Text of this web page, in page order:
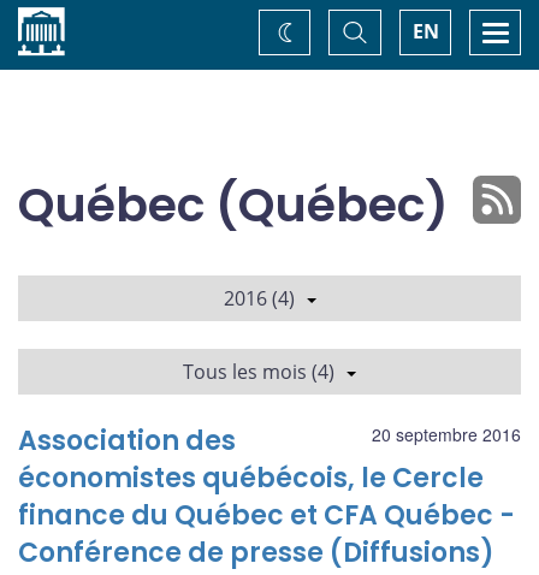
Accueil EN
Basculer
la
recherche
Changez
de
Québec (Québec)
2016 (4)
Tous les mois (4)
20 septembre 2016
Association des
économistes québécois, le Cercle
finance du Québec et CFA Québec -
Conférence de presse (Diffusions)